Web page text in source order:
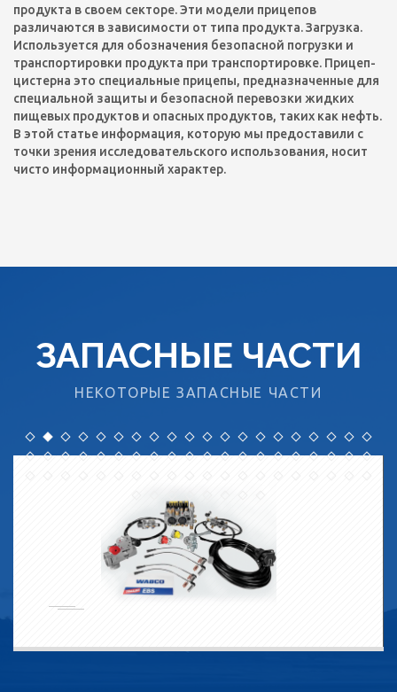
продукта в своем секторе. Эти модели прицепов
различаются в зависимости от типа продукта. Загрузка.
Используется для обозначения безопасной погрузки и
транспортировки продукта при транспортировке. Прицеп-
цистерна это специальные прицепы, предназначенные для
специальной защиты и безопасной перевозки жидких
пищевых продуктов и опасных продуктов, таких как нефть.
В этой статье информация, которую мы предоставили с
точки зрения исследовательского использования, носит
чисто информационный характер.
ЗАПАСНЫЕ ЧАСТИ
НЕКОТОРЫЕ ЗАПАСНЫЕ ЧАСТИ